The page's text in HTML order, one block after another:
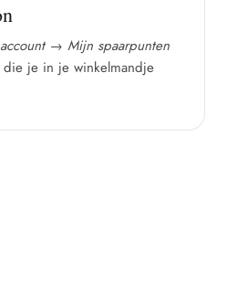
→ Mijn spaarpunten
je in je winkelmandje